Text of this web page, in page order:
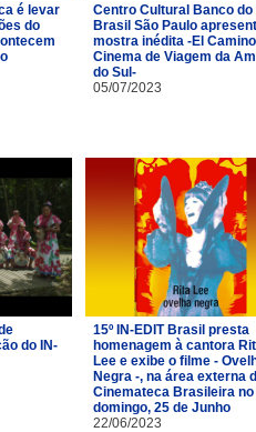
é levar
do
Centro Cultural Banco do
Brasil São Paulo
mostra inédita -El
Cinema de Viagem da
do Sul-
05/07/2023
do IN-
15º IN-EDIT Brasil presta
homenagem à cantora
Lee e exibe o filme -
Negra -, na área externa
Cinemateca Brasileira no
domingo, 25 de Junho
22/06/2023